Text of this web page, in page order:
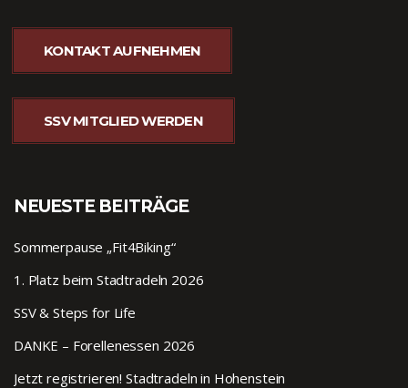
KONTAKT AUFNEHMEN
SSV MITGLIED WERDEN
NEUESTE BEITRÄGE
Sommerpause „Fit4Biking“
1. Platz beim Stadtradeln 2026
SSV & Steps for Life
DANKE – Forellenessen 2026
Jetzt registrieren! Stadtradeln in Hohenstein